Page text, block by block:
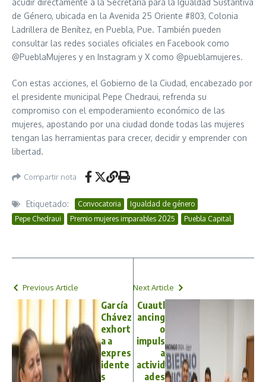
acudir directamente a la Secretaría para la Igualdad Sustantiva
de Género, ubicada en la Avenida 25 Oriente #803, Colonia
Ladrillera de Benítez, en Puebla, Pue. También pueden
consultar las redes sociales oficiales en Facebook como
@PueblaMujeres y en Instagram y X como @pueblamujeres.
Con estas acciones, el Gobierno de la Ciudad, encabezado por
el presidente municipal Pepe Chedraui, refrenda su
compromiso con el empoderamiento económico de las
mujeres, apostando por una ciudad donde todas las mujeres
tengan las herramientas para crecer, decidir y emprender con
libertad.
Compartir nota
Etiquetado: Convocatoria
Igualdad de género
Pepe Chedraui
Premio mujeres imparables 2025 Puebla Capital
Previous Article
García
Chávez
exhort
a a
expres
idente
s
Next Article
Cuautl
ancing
o
impuls
a
activid
ades